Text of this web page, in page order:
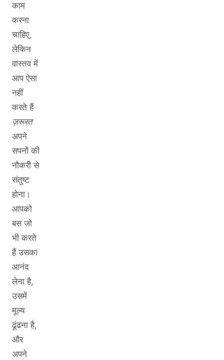
काम
करना
चाहिए,
लेकिन
वास्तव में
आप ऐसा
नहीं
करते हैं
ज़रूरत
अपने
सपनों की
नौकरी से
संतुष्ट
होना।
आपको
बस जो
भी करते
हैं उसका
आनंद
लेना है,
उसमें
मूल्य
ढूंढना है,
और
अपने